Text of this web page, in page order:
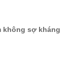
không sợ kháng